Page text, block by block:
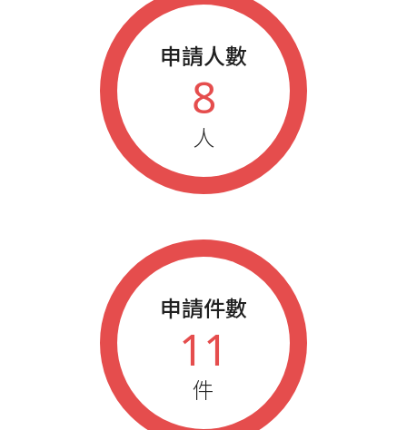
申請人數
8
人
申請件數
11
件